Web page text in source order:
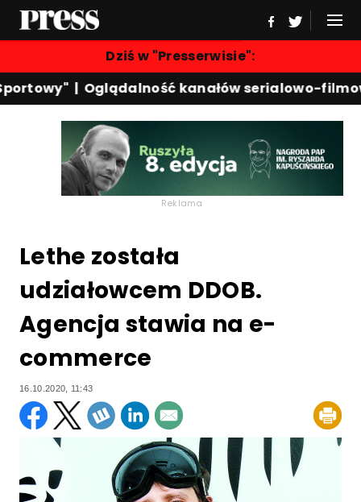
Dziś w "Presserwisie":
|Oglądalność kanałów serialowo-
Reklama
Lethe została
udziałowcem DDOB.
Agencja stawia na e-
commerce
16.10.2020, 11:43